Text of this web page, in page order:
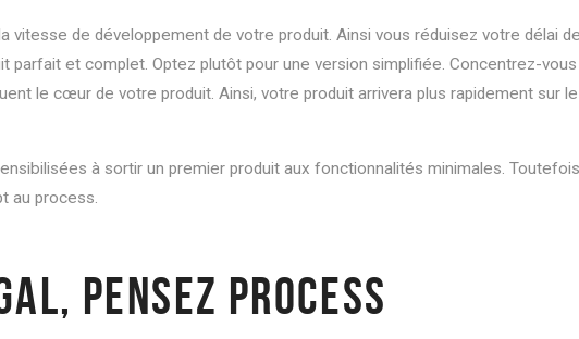
vitesse de développement de votre produit. Ainsi vous réduisez votre délai
parfait et complet. Optez plutôt pour une version simplifiée. Concentrez-
le cœur de votre produit. Ainsi, votre produit arrivera plus rapidement sur
à sortir un premier produit aux fonctionnalités minimales.
au process.
PENSEZ PROCESS